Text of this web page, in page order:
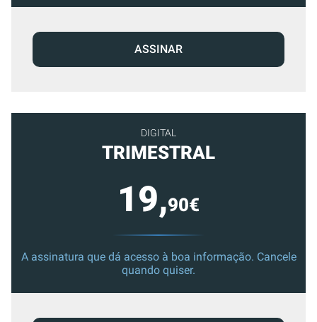
ASSINAR
DIGITAL
TRIMESTRAL
19,90€
A assinatura que dá acesso à boa informação. Cancele
quando quiser.